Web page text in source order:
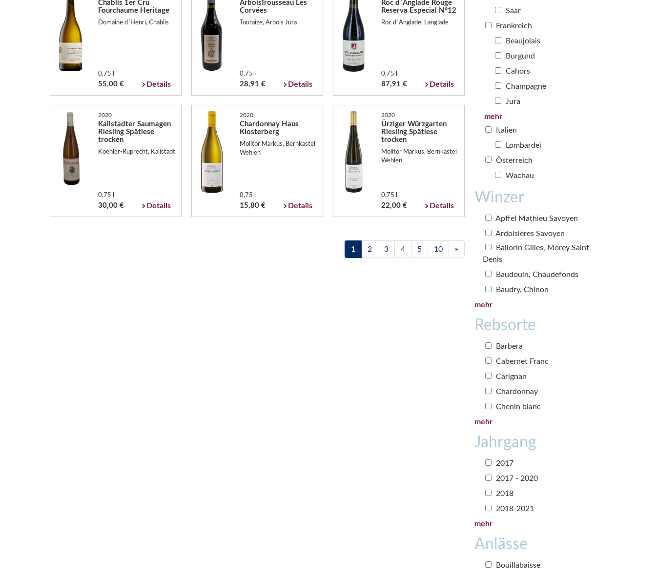
Chablis 1er Cru
Fourchaume Heritage
Domaine d´Henri, Chablis
0,75 l
55,00 € Details
ArboisTrousseau Les
Corvées
Touraize, Arbois Jura
0,75 l
28,91 € Details
Roc d´Anglade Rouge
Reserva Especial N°12
Roc d´Anglade, Langlade
0,75 l
87,91 € Details
2020
Kallstadter Saumagen
Riesling Spätlese
trocken
Koehler-Ruprecht, Kallstadt
0,75 l
30,00 € Details
2020
Chardonnay Haus
Klosterberg
Molitor Markus, Bernkastel
Wehlen
0,75 l
15,80 € Details
2020
Ürziger Würzgarten
Riesling Spätlese
trocken
Molitor Markus, Bernkastel
Wehlen
0,75 l
22,00 € Details
1 2 3 4 5 10 »
Saar
Frankreich
Beaujolais
Burgund
Cahors
Champagne
Jura
mehr
Italien
Lombardei
Österreich
Wachau
Winzer
Apffel Mathieu Savoyen
Ardoisières Savoyen
Ballorin Gilles, Morey Saint
Denis
Baudouin, Chaudefonds
Baudry, Chinon
mehr
Rebsorte
Barbera
Cabernet Franc
Carignan
Chardonnay
Chenin blanc
mehr
Jahrgang
2017
2017 - 2020
2018
2018-2021
mehr
Anlässe
Bouillabaisse